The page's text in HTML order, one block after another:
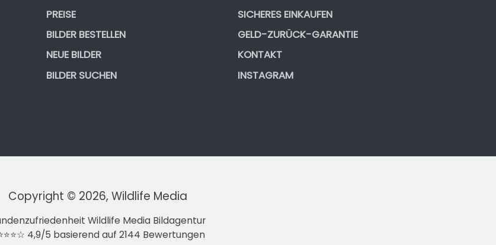
PREISE
BILDER BESTELLEN
NEUE BILDER
BILDER SUCHEN
SICHERES EINKAUFEN
GELD-ZURÜCK-GARANTIE
KONTAKT
INSTAGRAM
Copyright © 2026, Wildlife Media
Wildlife Media Bildagentur
4,9/5 basierend auf 2144 Bewertungen